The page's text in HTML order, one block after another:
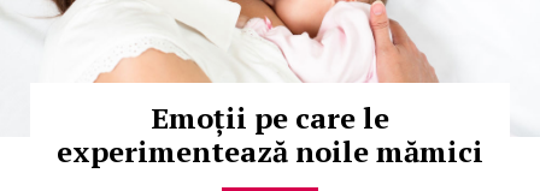
Emoții pe care le
experimentează noile mămici